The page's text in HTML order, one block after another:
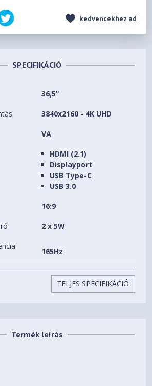
kedvencekhez ad
SPECIFIKÁCIÓ
36,5"
3840x2160 - 4K UHD
VA
HDMI (2.1)
Displayport
USB Type-C
USB 3.0
16:9
2 x 5W
165Hz
100x100
Magasságállítás
TELJES SPECIFIKÁCIÓ
Termék leírás